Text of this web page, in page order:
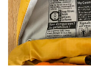
Lifestyle
Erlebnisse